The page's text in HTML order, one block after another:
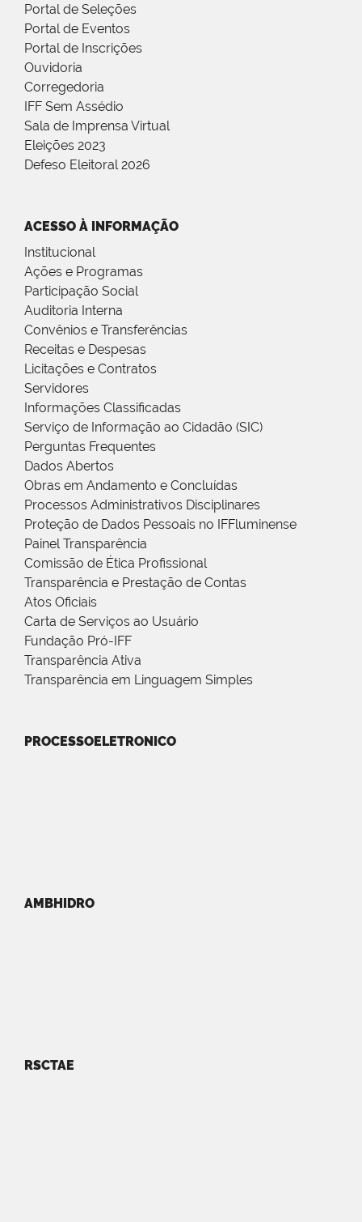
Portal de Seleções
Portal de Eventos
Portal de Inscrições
Ouvidoria
Corregedoria
IFF Sem Assédio
Sala de Imprensa Virtual
Eleições 2023
Defeso Eleitoral 2026
ACESSO À INFORMAÇÃO
Institucional
Ações e Programas
Participação Social
Auditoria Interna
Convênios e Transferências
Receitas e Despesas
Licitações e Contratos
Servidores
Informações Classificadas
Serviço de Informação ao Cidadão (SIC)
Perguntas Frequentes
Dados Abertos
Obras em Andamento e Concluídas
Processos Administrativos Disciplinares
Proteção de Dados Pessoais no IFFluminense
Painel Transparência
Comissão de Ética Profissional
Transparência e Prestação de Contas
Atos Oficiais
Carta de Serviços ao Usuário
Fundação Pró-IFF
Transparência Ativa
Transparência em Linguagem Simples
PROCESSOELETRONICO
AMBHIDRO
RSCTAE